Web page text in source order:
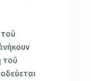
τοῦ
τοῦ